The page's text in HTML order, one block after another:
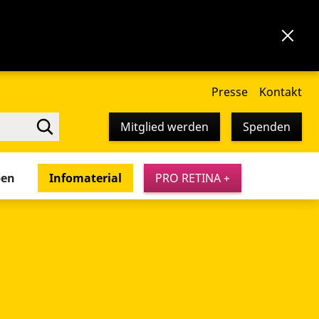
Presse Kontakt
Mitglied werden Spenden
Infomaterial PRO RETINA +